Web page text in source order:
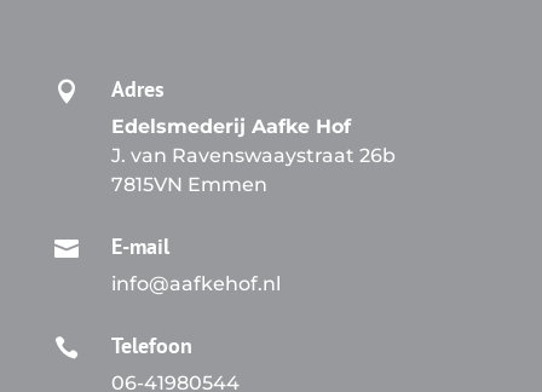
 Adres
Edelsmederij Aafke Hof
J. van Ravenswaaystraat 26b
7815VN Emmen
 E-mail
info@aafkehof.nl
 Telefoon
06-41980544